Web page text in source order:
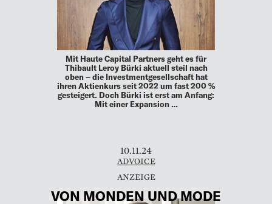
Mit Haute Capital Partners geht es für
Thibault Leroy Bürki aktuell steil nach
oben – die Investmentgesellschaft hat
ihren Aktienkurs seit 2022 um fast 200 %
gesteigert. Doch Bürki ist erst am Anfang:
Mit einer Expansion …
10.11.24
ADVOICE
VON MONDEN UND MODE